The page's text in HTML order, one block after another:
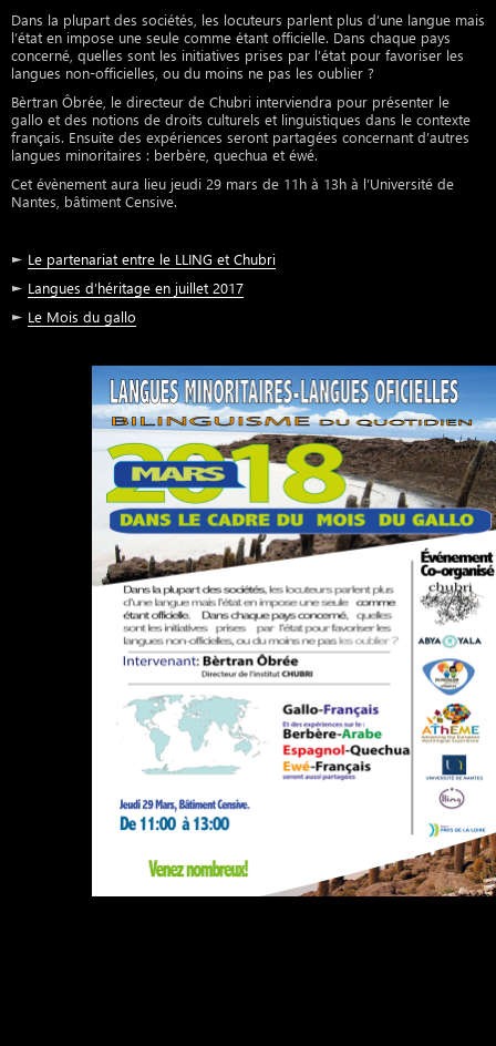
Dans la plupart des sociétés, les locuteurs parlent plus d’une langue mais
l’état en impose une seule comme étant officielle. Dans chaque pays
concerné, quelles sont les initiatives prises par l’état pour favoriser les
langues non-officielles, ou du moins ne pas les oublier ?
Bèrtran Ôbrée, le directeur de Chubri interviendra pour présenter le
gallo et des notions de droits culturels et linguistiques dans le contexte
français. Ensuite des expériences seront partagées concernant d’autres
langues minoritaires : berbère, quechua et éwé.
Cet évènement aura lieu jeudi 29 mars de 11h à 13h à l’Université de
Nantes, bâtiment Censive.
► Le partenariat entre le LLING et Chubri
► Langues d’héritage en juillet 2017
► Le Mois du gallo